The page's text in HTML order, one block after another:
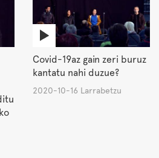
Covid-19az gain zeri buruz
kantatu nahi duzue?
2020-10-16 Larrabetzu